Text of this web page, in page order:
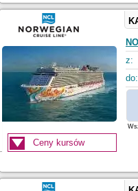
z:
do:
Ceny kursów